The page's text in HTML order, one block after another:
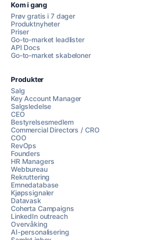
Kom i gang
Prøv gratis i 7 dager
Produktnyheter
Priser
Go-to-market leadlister
API Docs
Go-to-market skabeloner
Produkter
Salg
Key Account Manager
Salgsledelse
CEO
Bestyrelsesmedlem
Commercial Directors / CRO
COO
RevOps
Founders
HR Managers
Webbureau
Rekruttering
Emnedatabase
Kjøpssignaler
Datavask
Coherta Campaigns
LinkedIn outreach
Overvåking
AI-personalisering